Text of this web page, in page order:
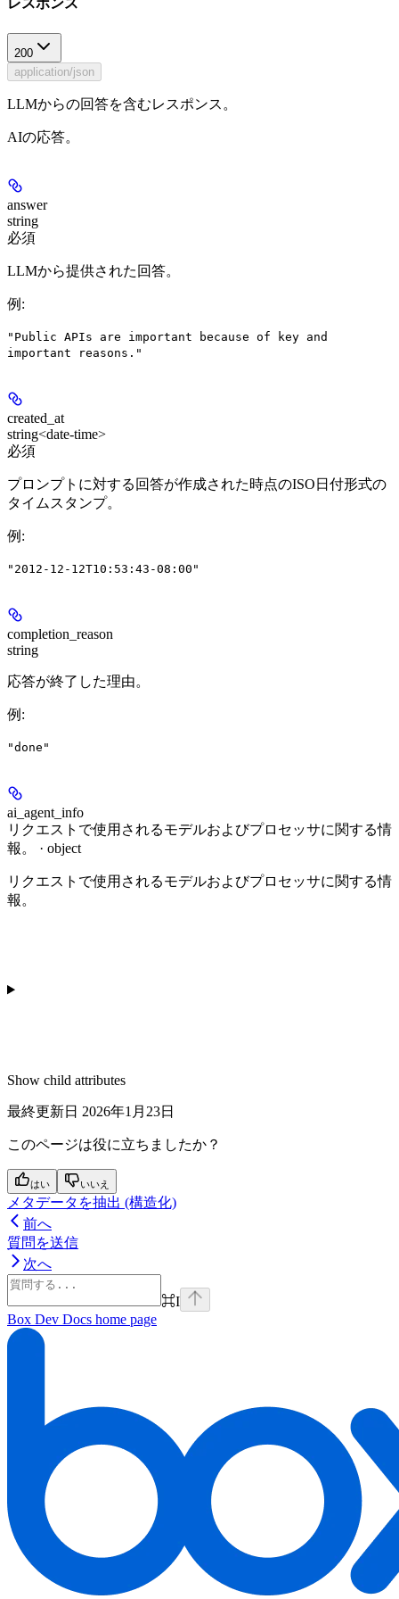
レスポンス
200
application/json
LLMからの回答を含むレスポンス。
AIの応答。
answer
string
必須
LLMから提供された回答。
例 :
"Public APIs are important because of key and
important reasons."
created_at
string<date-time>
必須
プロンプトに対する回答が作成された時点のISO日付形式の
タイムスタンプ。
例 :
"2012-12-12T10:53:43-08:00"
completion_reason
string
応答が終了した理由。
例 :
"done"
ai_agent_info
リクエストで使用されるモデルおよびプロセッサに関する情
報。 · object
リクエストで使用されるモデルおよびプロセッサに関する情
報。
Show child attributes
最終更新日 2026年1月23日
このページは役に立ちましたか？
はい いいえ
メタデータを抽出 (構造化)
前へ
質問を送信
次へ
⌘I
Box Dev Docs home page